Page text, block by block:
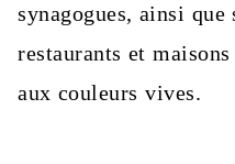
synagogues, ainsi que
restaurants et
aux couleurs vives.